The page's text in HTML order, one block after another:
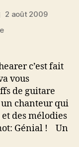
2 août 2009
sur
–
Eve
c’est fait
vous
de guitare
chanteur qui
des mélodies
Génial ! Un